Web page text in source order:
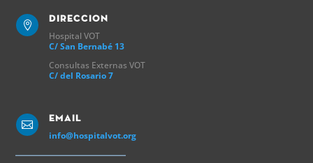

Direccion
Hospital VOT
C/ San Bernabé 13
Consultas Externas VOT
C/ del Rosario 7

Email
info@hospitalvot.org